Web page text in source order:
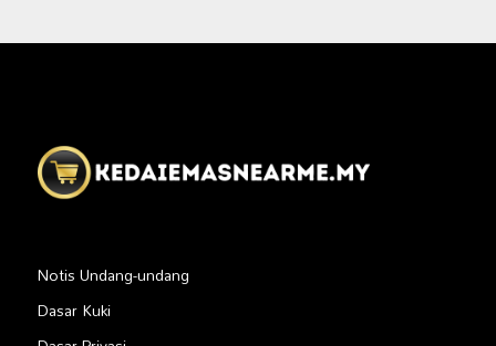
Notis Undang-undang
Dasar Kuki